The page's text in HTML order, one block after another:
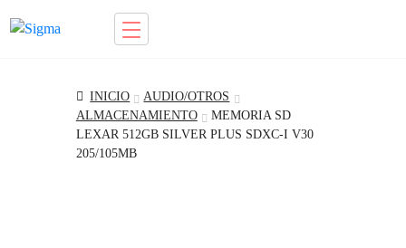
Saltar
INICIO
AUDIO/OTROS
ALMACENAMIENTO
MEMORIA SD
LEXAR 512GB SILVER PLUS SDXC-I V30
205/105MB